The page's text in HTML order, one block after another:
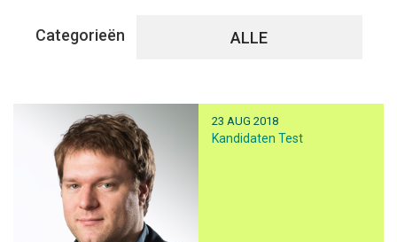
Categorieën ALLE
23 AUG 2018
Kandidaten Test